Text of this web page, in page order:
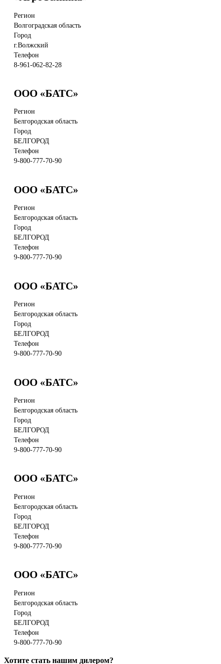
Республика Алтай
Кемеровская область
Новосибирская область
Томская область
Омская область
Республика Бурятия
Республика Саха (Якутия)
Забайкальский край
Камчатский край
Магаданская область
Сахалинская область
Регион
Волгоградская область
Город
г.Волжский
Телефон
8-961-062-82-28
ООО «БАТС»
Регион
Белгородская область
Город
БЕЛГОРОД
Телефон
9-800-777-70-90
ООО «БАТС»
Регион
Белгородская область
Город
БЕЛГОРОД
Телефон
9-800-777-70-90
ООО «БАТС»
Регион
Белгородская область
Город
БЕЛГОРОД
Телефон
9-800-777-70-90
ООО «БАТС»
Регион
Белгородская область
Город
БЕЛГОРОД
Телефон
9-800-777-70-90
ООО «БАТС»
Регион
Белгородская область
Город
БЕЛГОРОД
Телефон
9-800-777-70-90
ООО «БАТС»
Регион
Белгородская область
Город
БЕЛГОРОД
Телефон
9-800-777-70-90
Хотите стать нашим дилером?